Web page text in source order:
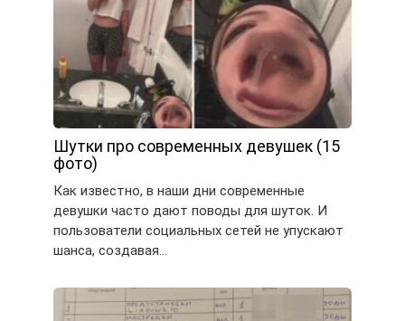
Шутки про современных девушек (15
фото)
Как известно, в наши дни современные
девушки часто дают поводы для шуток. И
пользователи социальных сетей не упускают
шанса, создавая…